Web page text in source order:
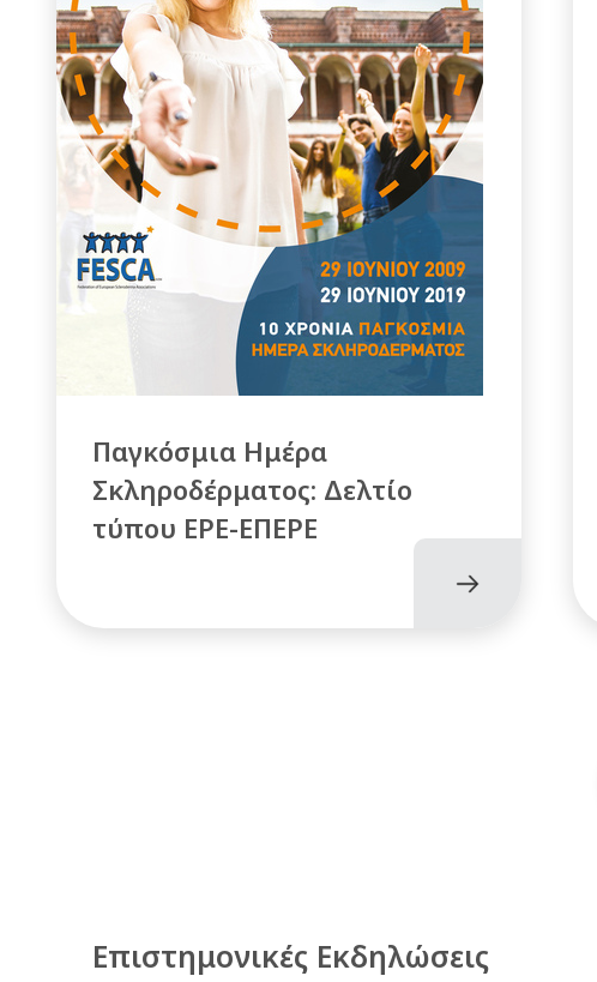
Παγκόσμια Ημέρα
Σκληροδέρματος: Δελτίο
τύπου ΕΡΕ-ΕΠΕΡΕ
Επιστημονικές Εκδηλώσεις